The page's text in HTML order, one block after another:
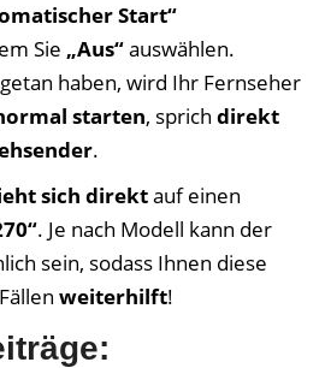
Start“
Sie „Aus“auswählen.
haben, wird Ihr Fernseher
starten, sprich direkt
.
sich direktauf einen
. Je nach Modell kann der
sein, sodass Ihnen diese
weiterhilft!